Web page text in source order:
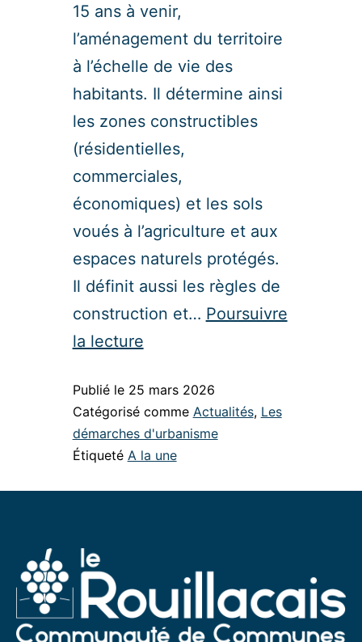
15 ans à venir,
l’aménagement du territoire
à l’échelle de vie des
habitants. Il détermine ainsi
les zones constructibles
(résidentielles,
commerciales,
économiques) et les sols
voués à l’agriculture et aux
espaces naturels protégés.
Il définit aussi les règles de
construction et… Poursuivre
la lecture
Publié le 25 mars 2026
Catégorisé comme Actualités, Les
démarches d'urbanisme
Étiqueté A la une